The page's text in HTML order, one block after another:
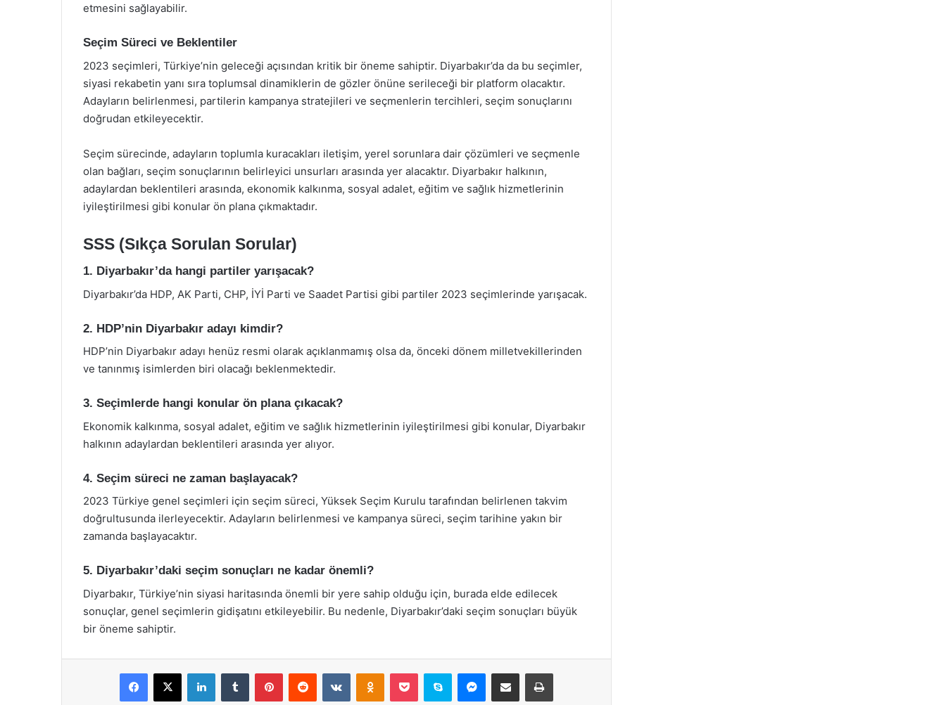
etmesini sağlayabilir.
Seçim Süreci ve Beklentiler
2023 seçimleri, Türkiye’nin geleceği açısından kritik bir öneme sahiptir. Diyarbakır’da da bu seçimler,
siyasi rekabetin yanı sıra toplumsal dinamiklerin de gözler önüne serileceği bir platform olacaktır.
Adayların belirlenmesi, partilerin kampanya stratejileri ve seçmenlerin tercihleri, seçim sonuçlarını
doğrudan etkileyecektir.
Seçim sürecinde, adayların toplumla kuracakları iletişim, yerel sorunlara dair çözümleri ve seçmenle
olan bağları, seçim sonuçlarının belirleyici unsurları arasında yer alacaktır. Diyarbakır halkının,
adaylardan beklentileri arasında, ekonomik kalkınma, sosyal adalet, eğitim ve sağlık hizmetlerinin
iyileştirilmesi gibi konular ön plana çıkmaktadır.
SSS (Sıkça Sorulan Sorular)
1. Diyarbakır’da hangi partiler yarışacak?
Diyarbakır’da HDP, AK Parti, CHP, İYİ Parti ve Saadet Partisi gibi partiler 2023 seçimlerinde yarışacak.
2. HDP’nin Diyarbakır adayı kimdir?
HDP’nin Diyarbakır adayı henüz resmi olarak açıklanmamış olsa da, önceki dönem milletvekillerinden
ve tanınmış isimlerden biri olacağı beklenmektedir.
3. Seçimlerde hangi konular ön plana çıkacak?
Ekonomik kalkınma, sosyal adalet, eğitim ve sağlık hizmetlerinin iyileştirilmesi gibi konular, Diyarbakır
halkının adaylardan beklentileri arasında yer alıyor.
4. Seçim süreci ne zaman başlayacak?
2023 Türkiye genel seçimleri için seçim süreci, Yüksek Seçim Kurulu tarafından belirlenen takvim
doğrultusunda ilerleyecektir. Adayların belirlenmesi ve kampanya süreci, seçim tarihine yakın bir
zamanda başlayacaktır.
5. Diyarbakır’daki seçim sonuçları ne kadar önemli?
Diyarbakır, Türkiye’nin siyasi haritasında önemli bir yere sahip olduğu için, burada elde edilecek
sonuçlar, genel seçimlerin gidişatını etkileyebilir. Bu nedenle, Diyarbakır’daki seçim sonuçları büyük
bir öneme sahiptir.
Facebook
X LinkedInTumblr PinterestReddit VKontakteOdnoklassniki
Pocket Skype Messenger
E-Posta ile paylaş Yazdır